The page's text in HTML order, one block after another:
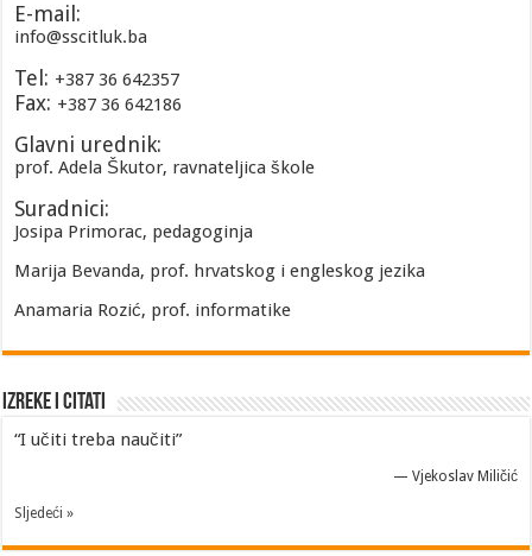
E-mail:
info@sscitluk.ba
Tel: +387 36 642357
Fax: +387 36 642186
Glavni urednik:
prof. Adela Škutor, ravnateljica škole
Suradnici:
Josipa Primorac, pedagoginja
Marija Bevanda, prof. hrvatskog i engleskog jezika
Anamaria Rozić, prof. informatike
Izreke i Citati
“I učiti treba naučiti”
— Vjekoslav Miličić
Sljedeći »